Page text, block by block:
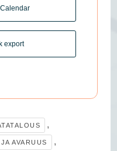
export
,
AVARUUS ,